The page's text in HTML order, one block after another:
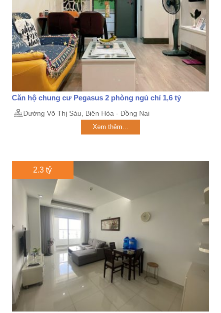
Căn hộ chung cư Pegasus 2 phòng ngủ chỉ 1,6 tỷ
Đường Võ Thị Sáu, Biên Hòa - Đồng Nai
Xem thêm...
2.3 tỷ